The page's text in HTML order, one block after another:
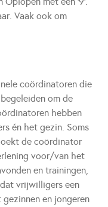
Vaak ook om
coördinatoren die
om de
hebben
én het gezin. Soms
de coördinator
voor/van het
en trainingen,
vrijwilligers een
en jongeren